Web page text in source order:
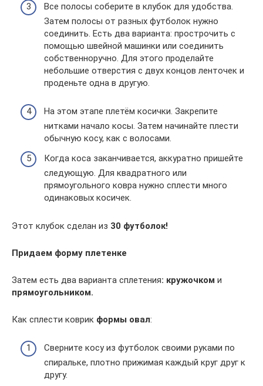
Все полосы соберите в клубок для удобства.
Затем полосы от разных футболок нужно
соединить. Есть два варианта: прострочить с
помощью швейной машинки или соединить
собственноручно. Для этого проделайте
небольшие отверстия с двух концов ленточек и
проденьте одна в другую.
На этом этапе плетём косички. Закрепите
нитками начало косы. Затем начинайте плести
обычную косу, как с волосами.
Когда коса заканчивается, аккуратно пришейте
следующую. Для квадратного или
прямоугольного ковра нужно сплести много
одинаковых косичек.
Этот клубок сделан из 30 футболок!
Придаем форму плетенке
Затем есть два варианта сплетения: кружочком и
прямоугольником.
Как сплести коврик формы овал:
Сверните косу из футболок своими руками по
спиральке, плотно прижимая каждый круг друг к
другу.